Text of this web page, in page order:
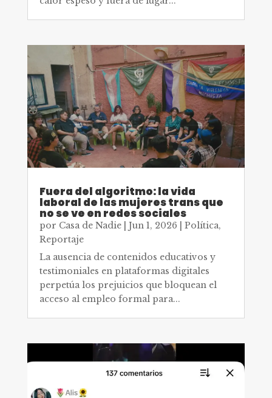
Fuera del algoritmo: la vida
laboral de las mujeres trans que
no se ve en redes sociales
por Casa de Nadie| Jun 1, 2026 Política,
Reportaje
La ausencia de contenidos educativos y
testimoniales en plataformas digitales
perpetúa los prejuicios que bloquean el
acceso al empleo formal para...